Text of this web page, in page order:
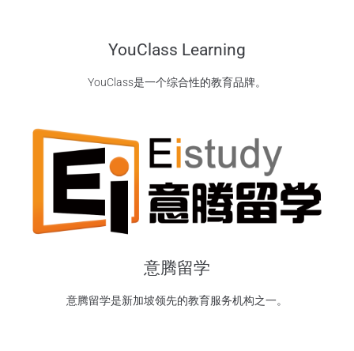
YouClass Learning
YouClass是一个综合性的教育品牌。
意腾留学
意腾留学是新加坡领先的教育服务机构之一。